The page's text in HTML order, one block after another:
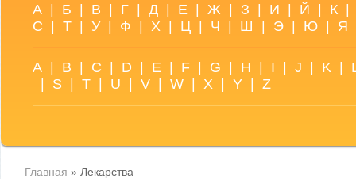
А Б В Г Д Е Ж З И Й К
С
Т У Ф Х Ц Ч Ш Э Ю Я
A B C D E F G H I J K
S T U V W X Y Z
Главная » Лекарства